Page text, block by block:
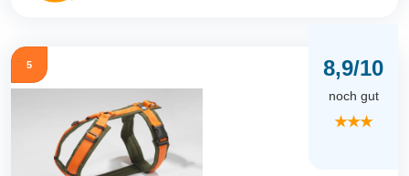
5 8,9/10
noch gut
★★★